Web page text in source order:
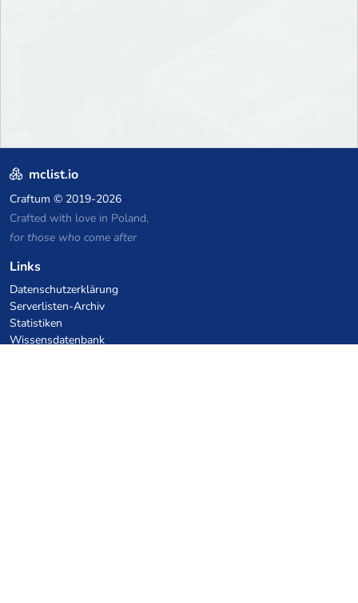
mclist.io
Craftum © 2019-2026
Crafted with love in Poland,
for those who come after
Links
Datenschutzerklärung
Serverlisten-Archiv
Statistiken
Wissensdatenbank